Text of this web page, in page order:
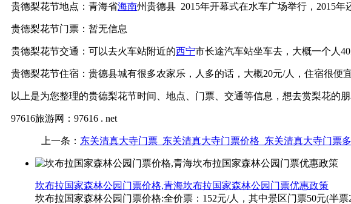
贵德梨花节地点：青海省海南州贵德县 2015年开幕式在水车广场举行，2015年
贵德梨花节门票：暂无信息
贵德梨花节交通：可以去火车站附近的西宁市长途汽车站坐车去，大概一个人40
贵德梨花节住宿：贵德县城有很多农家乐，人多的话，大概20元/人，住宿很便宜
以上是为您整理的贵德梨花节时间、地点、门票、交通等信息，想去赏梨花的
97616旅游网：97616 . net
上一条： 东关清真大寺门票_东关清真大寺门票价格_东关清真大寺门票
坎布拉国家森林公园门票价格,青海坎布拉国家森林公园门票优惠政策
坎布拉国家森林公园门票价格:全价票：152元/人，其中景区门票50元(半